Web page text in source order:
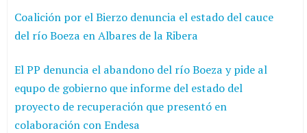
Coalición por el Bierzo denuncia el estado del cauce
del río Boeza en Albares de la Ribera
El PP denuncia el abandono del río Boeza y pide al
equpo de gobierno que informe del estado del
proyecto de recuperación que presentó en
colaboración con Endesa